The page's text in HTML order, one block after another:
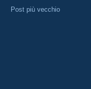
Post più vecchio